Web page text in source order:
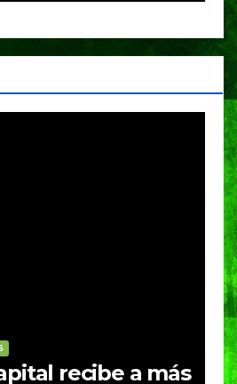
recibe a más